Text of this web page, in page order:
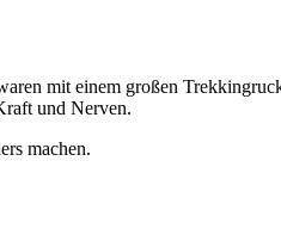
mit einem großen
und Nerven.
machen.